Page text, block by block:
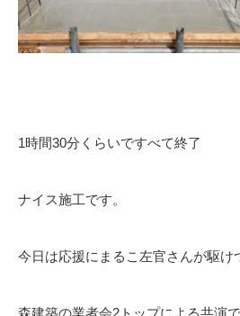
1時間30分くらいですべて終了
ナイス施工です。
今日は応援にまるこ左官さんが駆け
森建築の業者会2トップによる共演で